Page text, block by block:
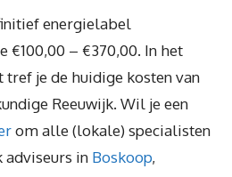
energielabel
€100,00 – €370,00. In het
je de huidige kosten van
Reeuwijk. Wil je een
om alle (lokale) specialisten
adviseurs in Boskoop,